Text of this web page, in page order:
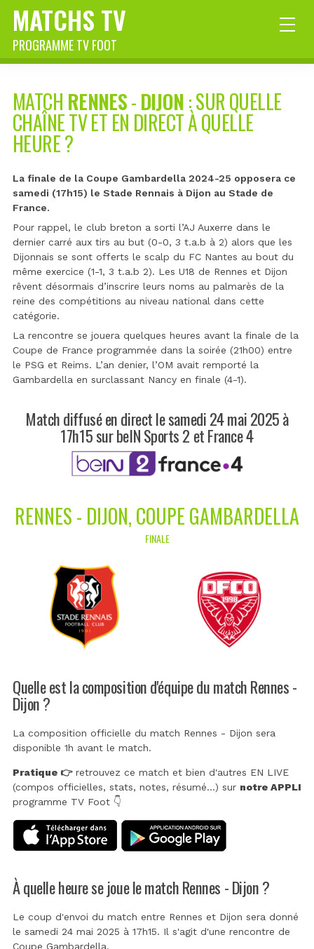
MATCHS TV
PROGRAMME TV FOOT
MATCH RENNES-DIJON: SUR QUELLE
CHAÎNE TV ET EN DIRECT À QUELLE
HEURE ?
La finale de la Coupe Gambardella 2024-25 opposera ce
samedi (17h15) le Stade Rennais à Dijon au Stade de
France.
Pour rappel, le club breton a sorti l’AJ Auxerre dans le
dernier carré aux tirs au but (0-0, 3 t.a.b à 2) alors que les
Dijonnais se sont offerts le scalp du FC Nantes au bout du
même exercice (1-1, 3 t.a.b 2). Les U18 de Rennes et Dijon
rêvent désormais d’inscrire leurs noms au palmarès de la
reine des compétitions au niveau national dans cette
catégorie.
La rencontre se jouera quelques heures avant la finale de la
Coupe de France programmée dans la soirée (21h00) entre
le PSG et Reims. L’an denier, l’OM avait remporté la
Gambardella en surclassant Nancy en finale (4-1).
Match diffusé en direct le samedi 24 mai 2025 à
17h15 sur beIN Sports 2 et France 4
RENNES - DIJON, COUPE GAMBARDELLA
FINALE
Quelle est la composition d'équipe du match Rennes -
Dijon ?
La composition officielle du match Rennes - Dijon sera
disponible 1h avant le match.
Pratique 👉retrouvez ce match et bien d'autres EN LIVE
(compos officielles, stats, notes, résumé...) sur notre APPLI
programme TV Foot 👇
À quelle heure se joue le match Rennes - Dijon ?
Le coup d'envoi du match entre Rennes et Dijon sera donné
le samedi 24 mai 2025 à 17h15. Il s'agit d'une rencontre de
Coupe Gambardella.